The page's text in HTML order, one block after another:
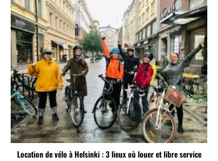
Location de vélo à Helsinki : 3 lieux où louer et libre service